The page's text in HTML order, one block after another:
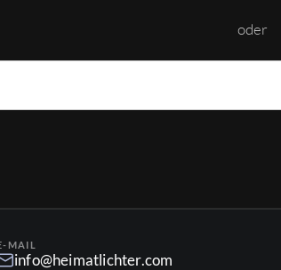
oder
MAIL
info@heimatlichter.com